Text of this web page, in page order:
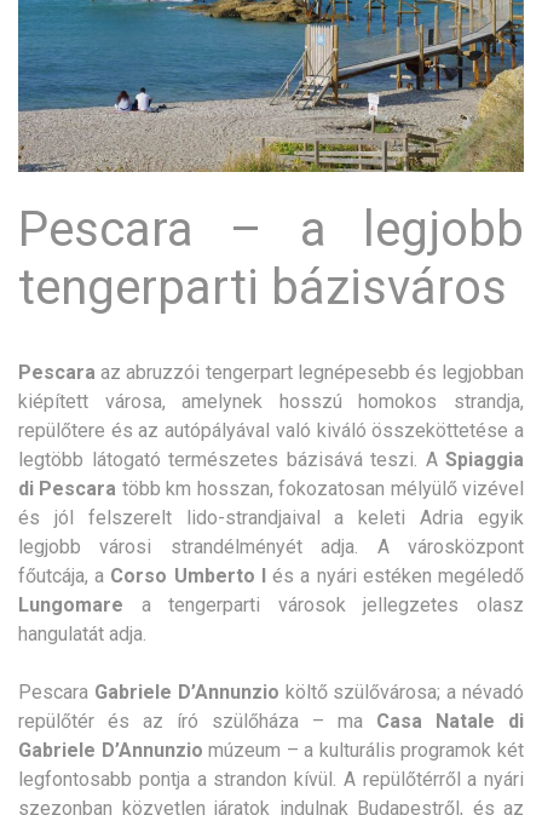
Pescara – a legjobb
tengerparti bázisváros
Pescara az abruzzói tengerpart legnépesebb és legjobban
kiépített városa, amelynek hosszú homokos strandja,
repülőtere és az autópályával való kiváló összeköttetése a
legtöbb látogató természetes bázisává teszi. A Spiaggia
di Pescara több km hosszan, fokozatosan mélyülő vizével
és jól felszerelt lido-strandjaival a keleti Adria egyik
legjobb városi strandélményét adja. A városközpont
főutcája, a Corso Umberto Iés a nyári estéken megéledő
Lungomare a tengerparti városok jellegzetes olasz
hangulatát adja.
Pescara Gabriele D’Annunzio költő szülővárosa; a névadó
repülőtér és az író szülőháza – ma Casa Natale di
Gabriele D’Annunzio múzeum – a kulturális programok két
legfontosabb pontja a strandon kívül. A repülőtérről a nyári
szezonban közvetlen járatok indulnak Budapestről, és az